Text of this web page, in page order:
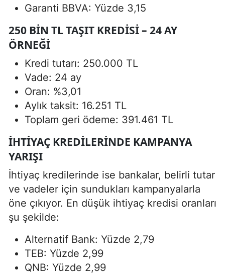
Garanti BBVA: Yüzde 3,15
250 BIN TL TAŞIT KREDISI – 24 AY
ÖRNEĞI
Kredi tutarı: 250.000 TL
Vade: 24 ay
Oran: %3,01
Aylık taksit: 16.251 TL
Toplam geri ödeme: 391.461 TL
İHTIYAÇ KREDILERINDE KAMPANYA
YARIŞI
İhtiyaç kredilerinde ise bankalar, belirli tutar
ve vadeler için sundukları kampanyalarla
öne çıkıyor. En düşük ihtiyaç kredisi oranları
şu şekilde:
Alternatif Bank: Yüzde 2,79
TEB: Yüzde 2,99
QNB: Yüzde 2,99